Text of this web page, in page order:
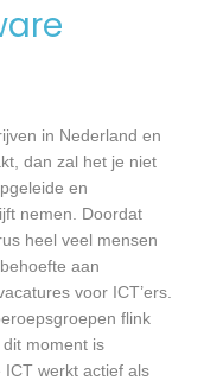
in Nederland en
dan zal het je niet
en
nemen. Doordat
heel veel mensen
aan
voor ICT’ers.
flink
moment is
werkt actief als